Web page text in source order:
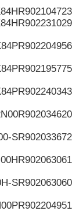
R902104723
R902231029
R902204956
R902195775
R902240343
R902034620
R902033672
S
R902063061
R902063060
S
R902204951